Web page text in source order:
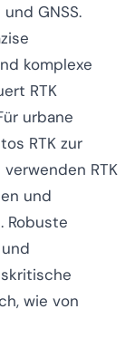
GNSS.
komplexe
RTK
urbane
RTK zur
RTK
und
Robuste
wie von